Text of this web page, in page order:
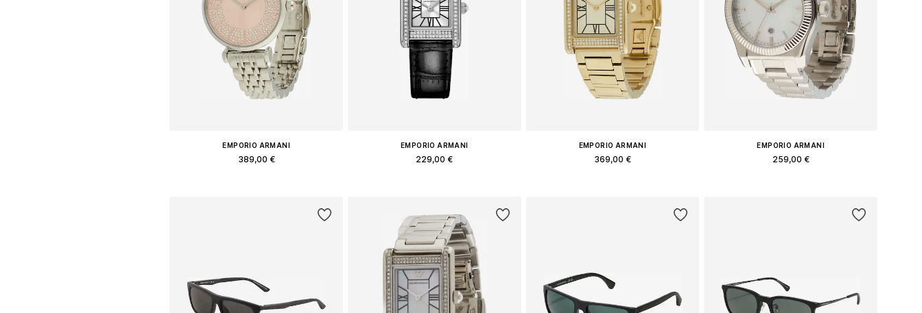
EMPORIO ARMANI
389,00 €
EMPORIO ARMANI
229,00 €
EMPORIO ARMANI
369,00 €
EMPORIO ARMANI
259,00 €